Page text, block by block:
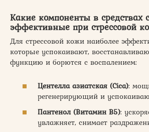
Какие компоненты в средствах
эффективные при стрессовой
Для стрессовой кожи наиболее
которые успокаивают,
функцию и борются с воспалением:
Центелла азиатская (Cica):
регенерирующий и
Пантенол (Витамин В5):
увлажняет, снимает